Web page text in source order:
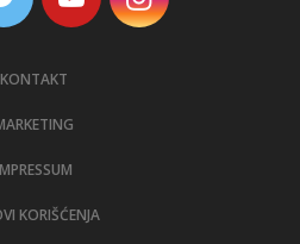
KONTAKT
KORIŠĆENJA